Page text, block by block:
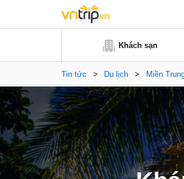
Khách sạn
Tin tức > Du lịch > Miền